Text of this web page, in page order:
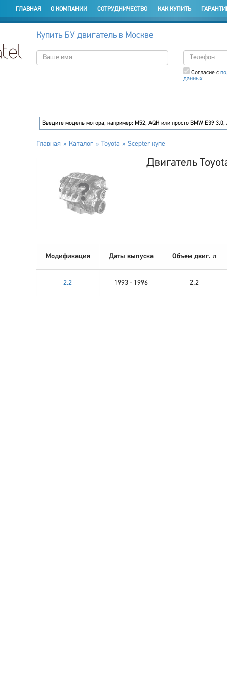
ГЛАВНАЯ О КОМПАНИИ СОТРУДНИЧЕСТВО КАК КУПИТЬ
Купить БУ двигатель в Москве
Согласие с
данных
Главная Каталог Toyota Scepter купе
Двигатель
Модификация Даты выпуска Объем двиг. л
2.2 1993 - 1996 2,2